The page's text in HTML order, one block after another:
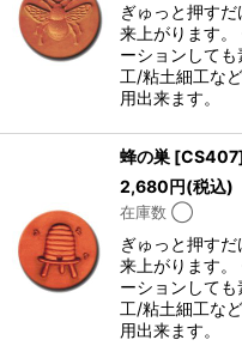
ぎゅっと押す
来上がります
ーションして
工/粘土細工な
用出来ます。
蜂の巣 [CS407
2,680円(税込)
在庫数 ◯
ぎゅっと押す
来上がります
ーションして
工/粘土細工な
用出来ます。